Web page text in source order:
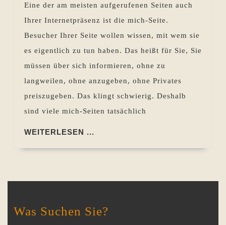
–
ein
Sorgenkind
und
doch
so
wichtig
Eine der am meisten aufgerufenen Seiten auch
Ihrer Internetpräsenz ist die mich-Seite.
Besucher Ihrer Seite wollen wissen, mit wem sie
es eigentlich zu tun haben. Das heißt für Sie, Sie
müssen über sich informieren, ohne zu
langweilen, ohne anzugeben, ohne Privates
preiszugeben. Das klingt schwierig. Deshalb
sind viele mich-Seiten tatsächlich
WEITERLESEN ...
Was Suchen Sie?